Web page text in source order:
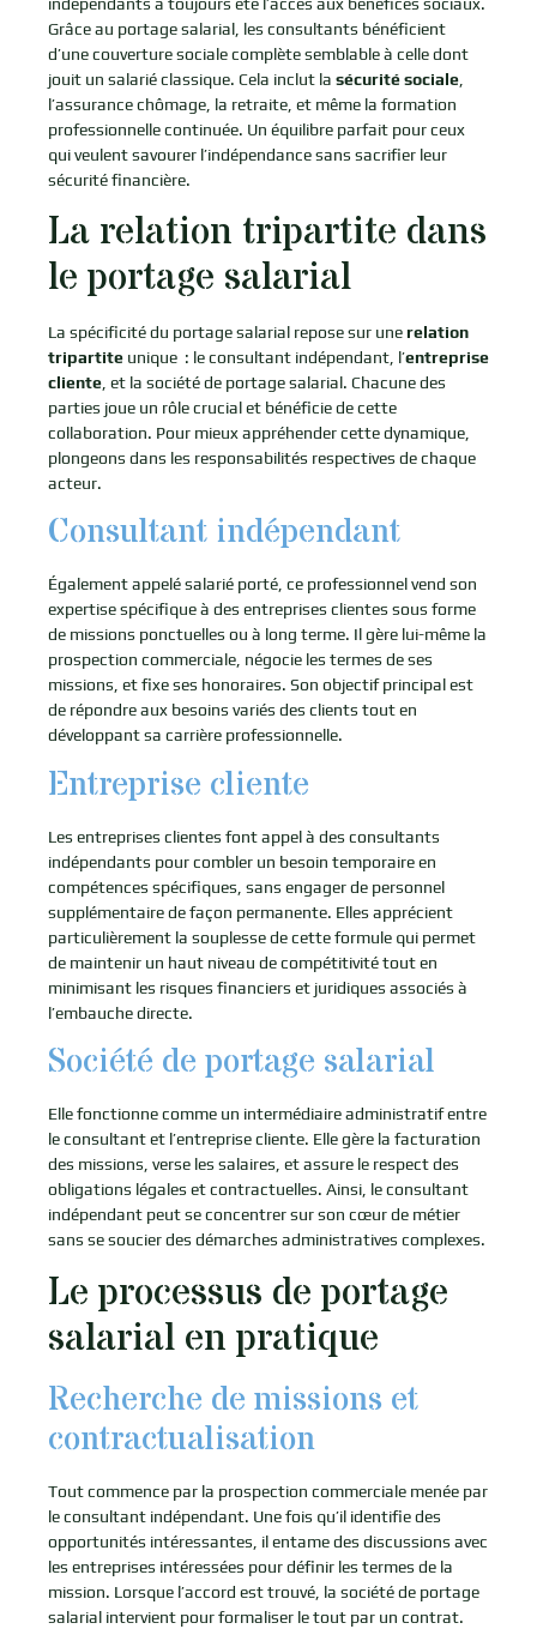
Grâce au portage salarial, les consultants bénéficient
d’une couverture sociale complète semblable à celle dont
jouit un salarié classique. Cela inclut la sécurité sociale
l’assurance chômage, la retraite, et même la formation
professionnelle continuée. Un équilibre parfait pour ceux
qui veulent savourer l’indépendance sans sacrifier leur
sécurité financière.
La relation tripartite dans
le portage salarial
La spécificité du portage salarial repose sur unerelation
tripartite unique : le consultant indépendant, l’entreprise
cliente , et la société de portage salarial. Chacune des
parties joue un rôle crucial et bénéficie de cette
collaboration. Pour mieux appréhender cette dynamique,
plongeons dans les responsabilités respectives de chaque
acteur.
Consultant indépendant
Également appelé salarié porté, ce professionnel vend son
expertise spécifique à des entreprises clientes sous forme
de missions ponctuelles ou à long terme. Il gère lui-même la
prospection commerciale, négocie les termes de ses
missions, et fixe ses honoraires. Son objectif principal est
de répondre aux besoins variés des clients tout en
développant sa carrière professionnelle.
Entreprise cliente
Les entreprises clientes font appel à des consultants
indépendants pour combler un besoin temporaire en
compétences spécifiques, sans engager de personnel
supplémentaire de façon permanente. Elles apprécient
particulièrement la souplesse de cette formule qui permet
de maintenir un haut niveau de compétitivité tout en
minimisant les risques financiers et juridiques associés à
l’embauche directe.
Société de portage salarial
Elle fonctionne comme un intermédiaire administratif entre
le consultant et l’entreprise cliente. Elle gère la facturation
des missions, verse les salaires, et assure le respect des
obligations légales et contractuelles. Ainsi, le consultant
indépendant peut se concentrer sur son cœur de métier
sans se soucier des démarches administratives complexes.
Le processus de portage
salarial en pratique
Recherche de missions et
contractualisation
Tout commence par la prospection commerciale menée par
le consultant indépendant. Une fois qu’il identifie des
opportunités intéressantes, il entame des discussions avec
les entreprises intéressées pour définir les termes de la
mission. Lorsque l’accord est trouvé, la société de portage
salarial intervient pour formaliser le tout par un contrat.